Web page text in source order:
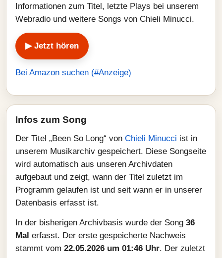
Informationen zum Titel, letzte Plays bei unserem
Webradio und weitere Songs von Chieli Minucci.
▶ Jetzt hören
Bei Amazon suchen (#Anzeige)
Infos zum Song
Der Titel „Been So Long“ von Chieli Minucci ist in
unserem Musikarchiv gespeichert. Diese Songseite
wird automatisch aus unseren Archivdaten
aufgebaut und zeigt, wann der Titel zuletzt im
Programm gelaufen ist und seit wann er in unserer
Datenbasis erfasst ist.
In der bisherigen Archivbasis wurde der Song 36
Mal erfasst. Der erste gespeicherte Nachweis
stammt vom 22.05.2026 um 01:46 Uhr. Der zuletzt